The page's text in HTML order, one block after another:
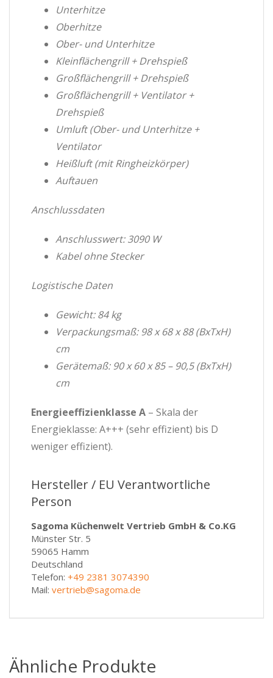
Unterhitze
Oberhitze
Ober- und Unterhitze
Kleinflächengrill + Drehspieß
Großflächengrill + Drehspieß
Großflächengrill + Ventilator +
Drehspieß
Umluft (Ober- und Unterhitze +
Ventilator
Heißluft (mit Ringheizkörper)
Auftauen
Anschlussdaten
Anschlusswert: 3090 W
Kabel ohne Stecker
Logistische Daten
Gewicht: 84 kg
Verpackungsmaß: 98 x 68 x 88 (BxTxH)
cm
Gerätemaß: 90 x 60 x 85 – 90,5 (BxTxH)
cm
Energieeffizienklasse A – Skala der
Energieklasse: A+++ (sehr effizient) bis D
weniger effizient).
Hersteller / EU Verantwortliche
Person
Sagoma Küchenwelt Vertrieb GmbH & Co.KG
Münster Str. 5
59065 Hamm
Deutschland
Telefon: +49 2381 3074390
Mail: vertrieb@sagoma.de
Ähnliche Produkte